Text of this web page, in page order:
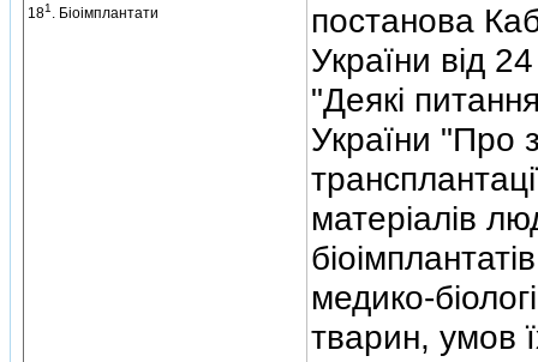
181 . Бiоiмплантати
постанова
України вiд
"Деякi
України "Про
матерiалiв
медико-
тварин, умов